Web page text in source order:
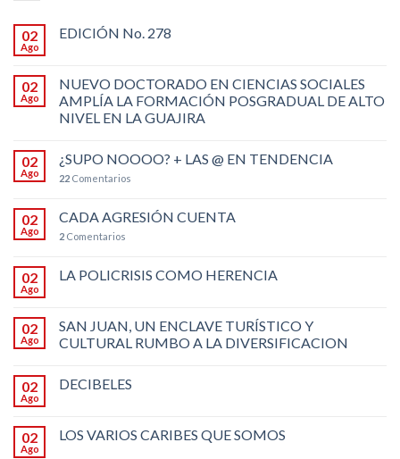
02
Ago
EDICIÓN No. 278
02
Ago
NUEVO DOCTORADO EN CIENCIAS SOCIALES
AMPLÍA LA FORMACIÓN POSGRADUAL DE ALTO
NIVEL EN LA GUAJIRA
02
Ago
¿SUPO NOOOO? + LAS @ EN TENDENCIA
22 Comentarios
02
Ago
CADA AGRESIÓN CUENTA
2 Comentarios
02
Ago
LA POLICRISIS COMO HERENCIA
02
Ago
SAN JUAN, UN ENCLAVE TURÍSTICO Y
CULTURAL RUMBO A LA DIVERSIFICACION
02
Ago
DECIBELES
02
Ago
LOS VARIOS CARIBES QUE SOMOS